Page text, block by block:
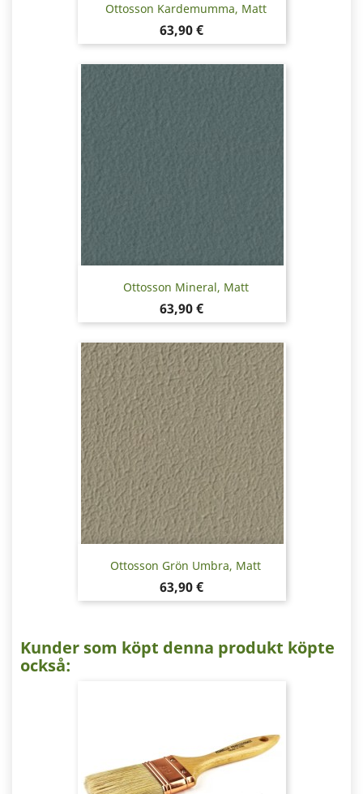
Ottosson Kardemumma, Matt
Pris
63,90 €
Ottosson Mineral, Matt
Pris
63,90 €
Ottosson Grön Umbra, Matt
Pris
63,90 €
Kunder som köpt denna produkt köpte
också: